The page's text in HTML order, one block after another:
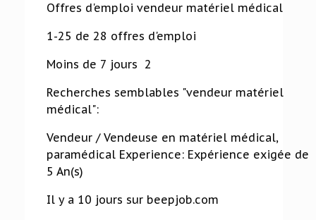
Offres d'emploi vendeur matériel médical
1-25 de 28 offres d'emploi
Moins de 7 jours 2
Recherches semblables "vendeur matériel
médical":
Vendeur / Vendeuse en matériel médical,
paramédical Experience: Expérience exigée de
5 An(s)
Il y a 10 jours sur beepjob.com